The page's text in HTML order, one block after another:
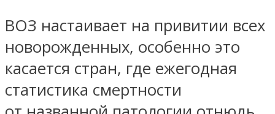
ВОЗ настаивает на привитии всех
новорожденных, особенно это
касается стран, где ежегодная
статистика смертности